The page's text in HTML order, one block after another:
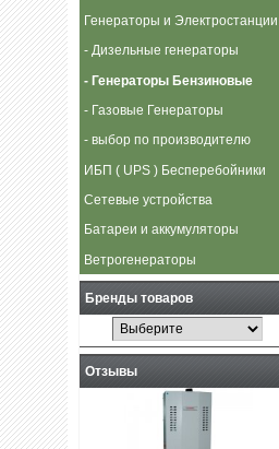
Генераторы и Электростанции
- Дизельные генераторы
- Генераторы Бензиновые
- Газовые Генераторы
- выбор по производителю
ИБП ( UPS ) Бесперебойники
Сетевые устройства
Батареи и аккумуляторы
Ветрогенераторы
Бренды товаров
Отзывы